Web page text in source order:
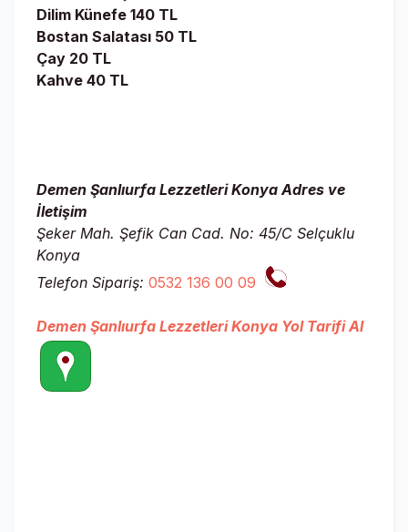
Dilim Künefe 140 TL
Bostan Salatası 50 TL
Çay 20 TL
Kahve 40 TL
Demen Şanlıurfa Lezzetleri Konya Adres ve
İletişim
Şeker Mah. Şefik Can Cad. No: 45/C Selçuklu
Konya
Telefon Sipariş: 0532 136 00 09
Demen Şanlıurfa Lezzetleri Konya Yol Tarifi Al